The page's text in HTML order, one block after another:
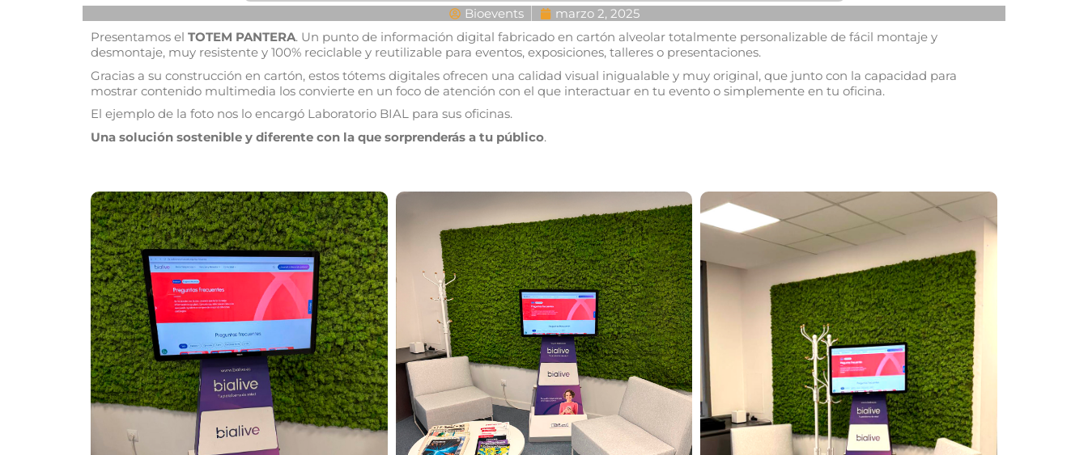
Bioevents
marzo 2, 2025
Presentamos el TOTEM PANTERA. Un punto de información digital fabricado en cartón alveolar totalmente personalizable de fácil montaje y
desmontaje, muy resistente y 100% reciclable y reutilizable para eventos, exposiciones, talleres o presentaciones.
Gracias a su construcción en cartón, estos tótems digitales ofrecen una calidad visual inigualable y muy original, que junto con la capacidad para
mostrar contenido multimedia los convierte en un foco de atención con el que interactuar en tu evento o simplemente en tu oficina.
El ejemplo de la foto nos lo encargó Laboratorio BIAL para sus oficinas.
Una solución sostenible y diferente con la que sorprenderás a tu público.